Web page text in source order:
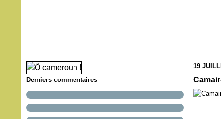
Derniers commentaires
19